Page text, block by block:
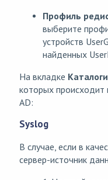
Профиль
выберите
устройств
найденных
На вкладке
которых происходит
AD:
Syslog
В случае, если в
сервер-источник